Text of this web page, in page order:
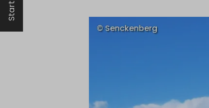
Start